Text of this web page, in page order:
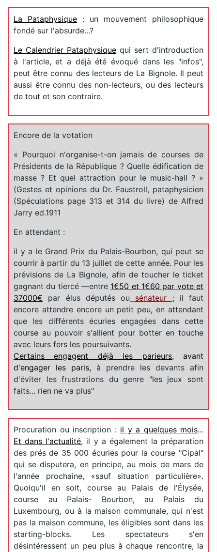
La Pataphysique : un mouvement philosophique
fondé sur l'absurde...?
Le Calendrier Pataphysique qui sert d'introduction
à l'article, et a déjà été évoqué dans les "infos",
peut être connu des lecteurs de La Bignole. Il peut
aussi être connu des non-lecteurs, ou des lecteurs
de tout et son contraire.
Encore de la votation
« Pourquoi n'organise-t-on jamais de courses de
Présidents de la République ? Quelle édification de
masse ? Et quel attraction pour le music-hall ? »
(Gestes et opinions du Dr. Faustroll, pataphysicien
(Spéculations page 313 et 314 du livre) de Alfred
Jarry ed.1911
En attendant :
il y a le Grand Prix du Palais-Bourbon, qui peut se
courrir à partir du 13 juillet de cette année. Pour les
prévisions de La Bignole, afin de toucher le ticket
gagnant du tiercé —entre 1€50 et 1€60 par vote et
37000€ par élus députés ou sénateur ; il faut
encore attendre encore un petit peu, en attendant
que les différents écuries engagées dans cette
course au pouvoir s'allient pour botter en touche
avec leurs fers les poursuivants.
Certains engagent déjà les parieurs, avant
d'engager les paris, à prendre les devants afin
d'éviter les frustrations du genre "les jeux sont
faits... rien ne va plus"
Procuration ou inscription : il y a quelques mois...
Et dans l'actualité, il y a également la préparation
des prés de 35 000 écuries pour la course "Cipal"
qui se disputera, en principe, au mois de mars de
l'année prochaine, «sauf situation particulière».
Quoiqu'il en soit, course au Palais de l'Élysée,
course au Palais- Bourbon, au Palais du
Luxembourg, ou à la maison communale, qui n'est
pas la maison commune, les éligibles sont dans les
starting-blocks. Les spectateurs s'en
désintéressent un peu plus à chaque rencontre, la